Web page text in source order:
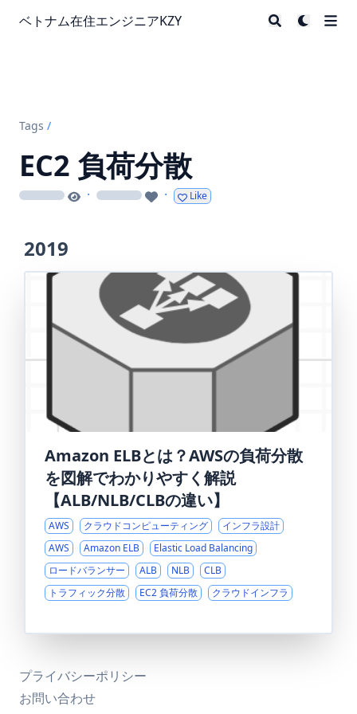
ベトナム在住エンジニアKZY
Tags /
EC2 負荷分散
loading · loading · Like
2019
Amazon ELBとは？AWSの負荷分散
を図解でわかりやすく解説
【ALB/NLB/CLBの違い】
AWS クラウドコンピューティング
インフラ設計
AWS
Amazon ELB
Elastic Load Balancing
ロードバランサー
ALB NLB
CLB
トラフィック分散
EC2 負荷分散 クラウドインフラ
プライバシーポリシー
お問い合わせ